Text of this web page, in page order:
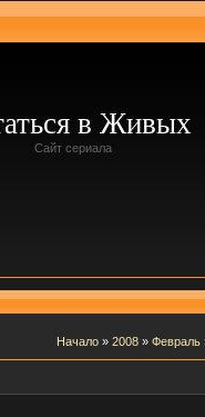
в Живых
Сайт сериала
Начало » 2008 » Февраль